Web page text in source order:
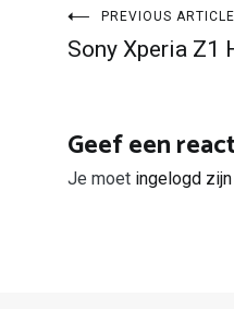
Bericht
PREVIOUS ARTICLE
Sony Xperia Z1
Geef een
Je moet ingelogd